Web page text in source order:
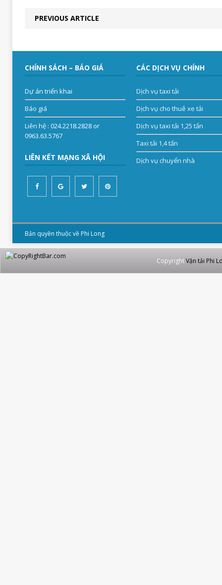
PREVIOUS ARTICLE
CHÍNH SÁCH – BÁO GIÁ
Dự án triển khai
Báo giá
Liên hệ: 024.2218.2828 or
0963.63.5767
LIÊN KẾT MẠNG XÃ HỘI
CÁC DỊCH VỤ CHÍNH
Dịch vụ taxi tải
Dịch vụ cho thuê xe tải
Dịch vụ taxi tải 1,25 tấn
Taxi tải 1,4 tấn
Dịch vụ chuyển nhà
Bản quyền thuộc về Phi Long
CopyrightVận tải Phi